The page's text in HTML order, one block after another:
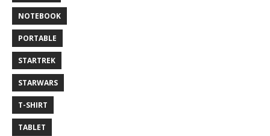
NOTEBOOK
PORTABLE
STARTREK
STARWARS
T-SHIRT
TABLET